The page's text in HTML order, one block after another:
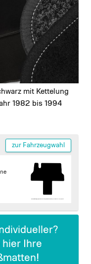
mit Kettelung
1982 bis 1994
zur Fahrzeugwahl
hier Ihre